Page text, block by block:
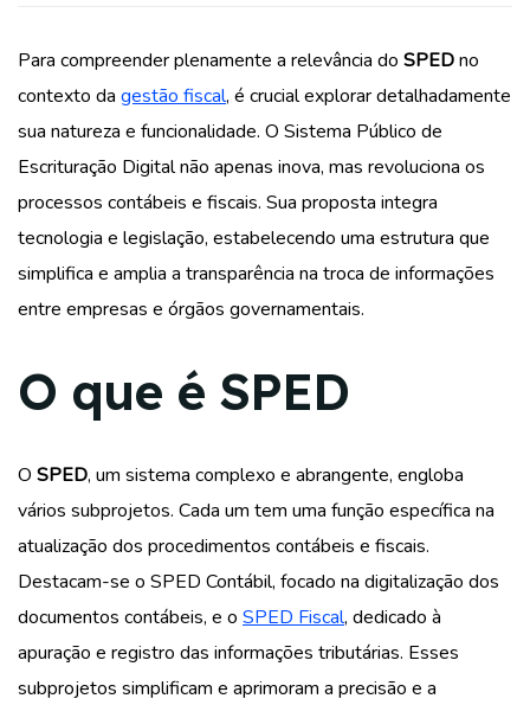
Para compreender plenamente a relevância do SPEDno
contexto da gestão fiscal, é crucial explorar detalhadamente
sua natureza e funcionalidade. O Sistema Público de
Escrituração Digital não apenas inova, mas revoluciona os
processos contábeis e fiscais. Sua proposta integra
tecnologia e legislação, estabelecendo uma estrutura que
simplifica e amplia a transparência na troca de informações
entre empresas e órgãos governamentais.
O que é SPED
O SPED, um sistema complexo e abrangente, engloba
vários subprojetos. Cada um tem uma função específica na
atualização dos procedimentos contábeis e fiscais.
Destacam-se o SPED Contábil, focado na digitalização dos
documentos contábeis, e o SPED Fiscal, dedicado à
apuração e registro das informações tributárias. Esses
subprojetos simplificam e aprimoram a precisão e a